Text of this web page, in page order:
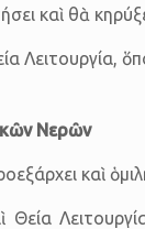
καὶ θὰ
Λειτουργία,
Νερῶν
καὶ